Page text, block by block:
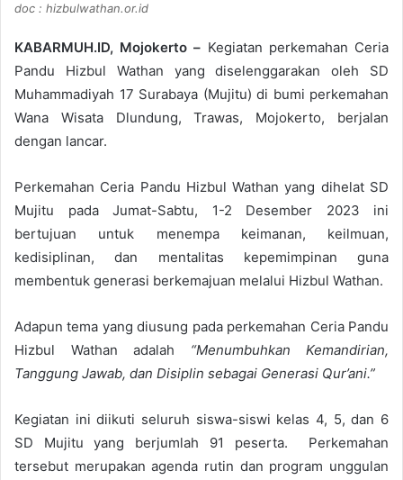
doc : hizbulwathan.or.id
KABARMUH.ID, Mojokerto – Kegiatan perkemahan Ceria
Pandu Hizbul Wathan yang diselenggarakan oleh SD
Muhammadiyah 17 Surabaya (Mujitu) di bumi perkemahan
Wana Wisata Dlundung, Trawas, Mojokerto, berjalan
dengan lancar.
Perkemahan Ceria Pandu Hizbul Wathan yang dihelat SD
Mujitu pada Jumat-Sabtu, 1-2 Desember 2023 ini
bertujuan untuk menempa keimanan, keilmuan,
kedisiplinan, dan mentalitas kepemimpinan guna
membentuk generasi berkemajuan melalui Hizbul Wathan.
Adapun tema yang diusung pada perkemahan Ceria Pandu
Hizbul Wathan adalah “Menumbuhkan Kemandirian,
Tanggung Jawab, dan Disiplin sebagai Generasi Qur’ani.”
Kegiatan ini diikuti seluruh siswa-siswi kelas 4, 5, dan 6
SD Mujitu yang berjumlah 91 peserta. Perkemahan
tersebut merupakan agenda rutin dan program unggulan